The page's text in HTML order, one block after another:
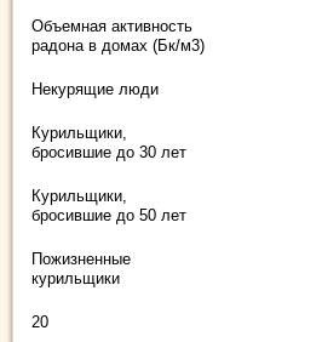
Объемная активность
радона в домах (Бк/м3)
Некурящие люди
Курильщики,
бросившие до 30 лет
Курильщики,
бросившие до 50 лет
Пожизненные
курильщики
20